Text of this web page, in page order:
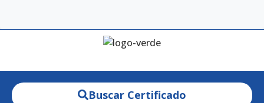
Buscar Certificado